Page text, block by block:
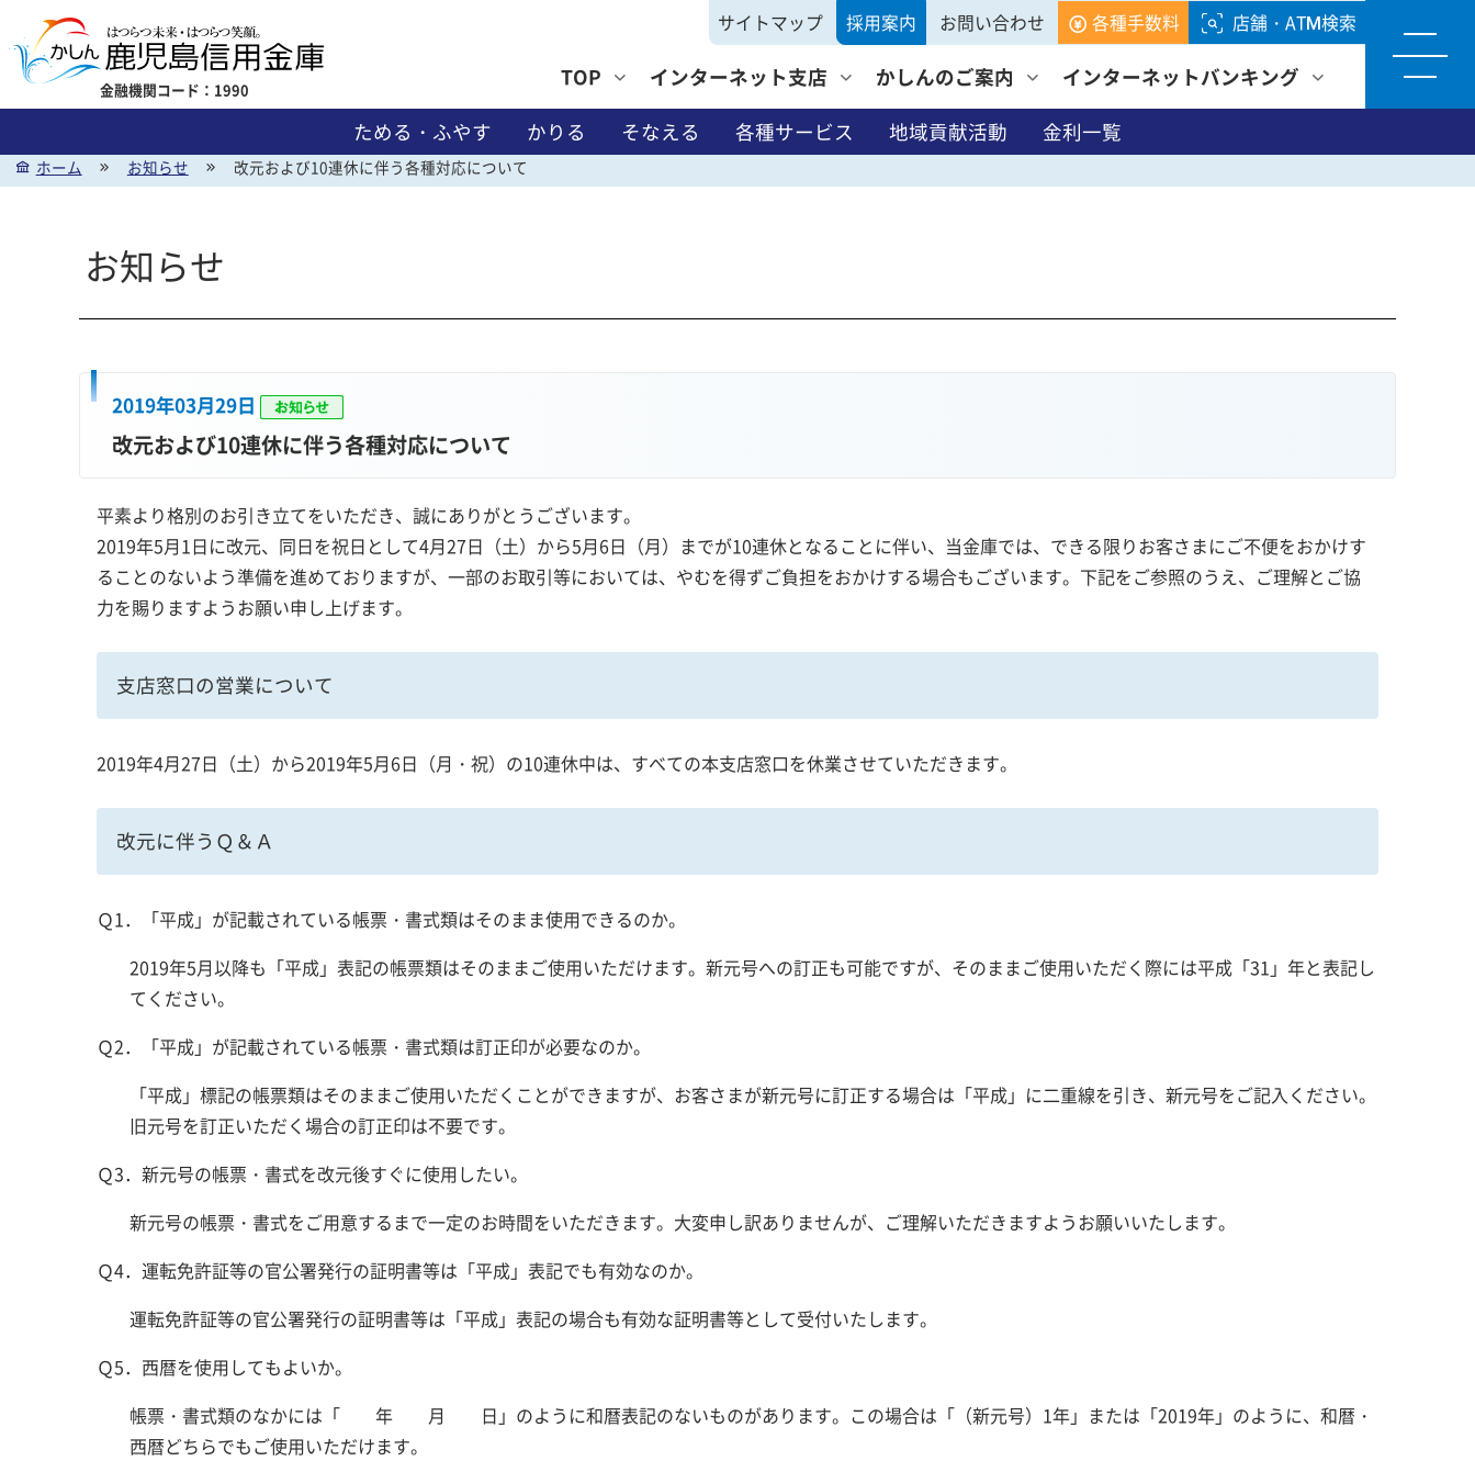
金融機関コード：1990
サイトマップ 採用案内 お問い合わせ 各種手数料 店舗・ATM検索
TOP インターネット支店 かしんのご案内 インターネットバンキング
ためる・ふやす かりる そなえる 各種サービス 地域貢献活動 金利一覧
地域貢献活動
個人のお客様 法人・個人事業主のお客様 でんさいサービス 画面共有サポート
かしんのご案内 採用のご案内 店舗・ATM検索
かしん インターネット支店
ホーム お知らせ 改元および10連休に伴う各種対応について
お知らせ
2019年03月29日
改元および10連休に伴う各種対応について
平素より格別のお引き立てをいただき、誠にありがとうございます。
2019年5月1日に改元、同日を祝日として4月27日（土）から5月6日（月）までが10連休となることに伴い、当金庫では、できる限りお客さまにご不便をおかけす
ることのないよう準備を進めておりますが、一部のお取引等においては、やむを得ずご負担をおかけする場合もございます。下記をご参照のうえ、ご理解とご協
力を賜りますようお願い申し上げます。
支店窓口の営業について
2019年4月27日（土）から2019年5月6日（月・祝）の10連休中は、すべての本支店窓口を休業させていただきます。
改元に伴うＱ＆Ａ
Ｑ1．「平成」が記載されている帳票・書式類はそのまま使用できるのか。
2019年5月以降も「平成」表記の帳票類はそのままご使用いただけます。新元号への訂正も可能ですが、そのままご使用いただく際には平成「31」年と表記し
てください。
Ｑ2．「平成」が記載されている帳票・書式類は訂正印が必要なのか。
「平成」標記の帳票類はそのままご使用いただくことができますが、お客さまが新元号に訂正する場合は「平成」に二重線を引き、新元号をご記入ください。
旧元号を訂正いただく場合の訂正印は不要です。
Ｑ3．新元号の帳票・書式を改元後すぐに使用したい。
新元号の帳票・書式をご用意するまで一定のお時間をいただきます。大変申し訳ありませんが、ご理解いただきますようお願いいたします。
Ｑ4．運転免許証等の官公署発行の証明書等は「平成」表記でも有効なのか。
運転免許証等の官公署発行の証明書等は「平成」表記の場合も有効な証明書等として受付いたします。
Ｑ5．西暦を使用してもよいか。
帳票・書式類のなかには「 年 月 日」のように和暦表記のないものがあります。この場合は「（新元号）1年」または「2019年」のように、和暦・
西暦どちらでもご使用いただけます。